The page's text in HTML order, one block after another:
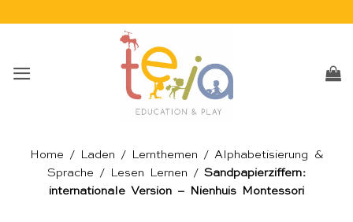
Home / Laden / Lernthemen / Alphabetisierung &
Sprache / Lesen Lernen / Sandpapierziffern:
internationale Version – Nienhuis Montessori